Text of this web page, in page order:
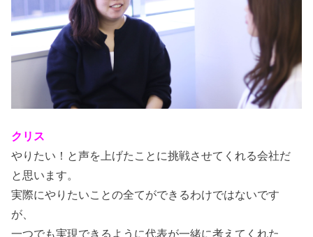
クリス
やりたい！と声を上げたことに挑戦させてくれる会社だ
と思います。
実際にやりたいことの全てができるわけではないです
が、
一つでも実現できるように代表が一緒に考えてくれた